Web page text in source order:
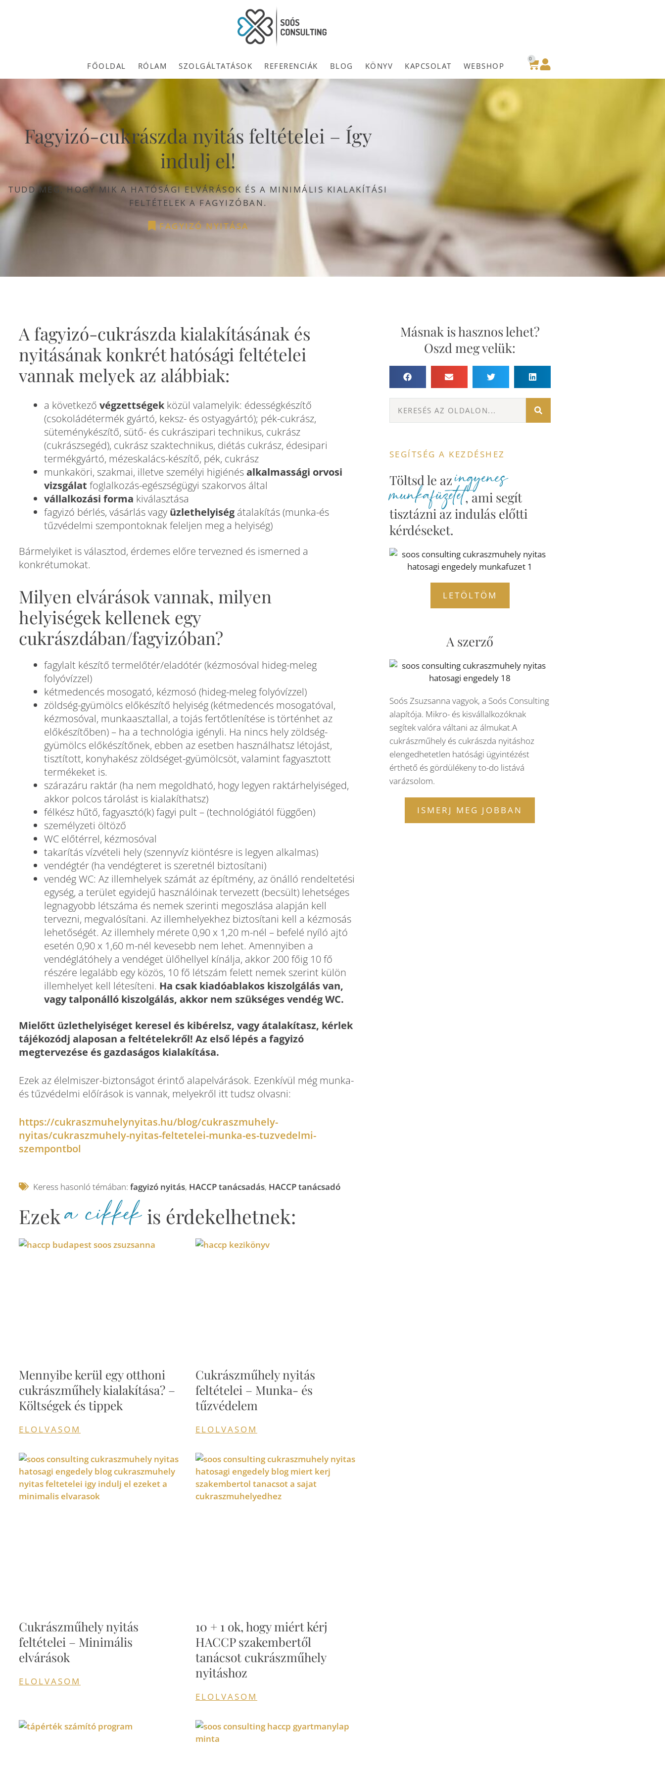
FŐOLDAL RÓLAM SZOLGÁLTATÁSOK REFERENCIÁK BLOG KÖNYV KAPCSOLAT WEBSHOP
0
Fagyizó-cukrászda nyitás feltételei – Így
indulj el!
TUDD MEG, HOGY MIK A HATÓSÁGI ELVÁRÁSOK ÉS A MINIMÁLIS KIALAKÍTÁSI
FELTÉTELEK A FAGYIZÓBAN.
FAGYIZÓ NYITÁSA
A fagyizó-cukrászda kialakításának és
nyitásának konkrét hatósági feltételei
vannak melyek az alábbiak:
a következő végzettségek közül valamelyik: édességkészítő
(csokoládétermék gyártó, keksz- és ostyagyártó); pék-cukrász,
süteménykészítő, sütő- és cukrászipari technikus, cukrász
(cukrászsegéd), cukrász szaktechnikus, diétás cukrász, édesipari
termékgyártó, mézeskalács-készítő, pék, cukrász
munkaköri, szakmai, illetve személyi higiénésalkalmassági orvosi
vizsgálat foglalkozás-egészségügyi szakorvos által
vállalkozási forma kiválasztása
fagyizó bérlés, vásárlás vagy üzlethelyiség átalakítás (munka-és
tűzvédelmi szempontoknak feleljen meg a helyiség)
Bármelyiket is választod, érdemes előre tervezned és ismerned a
konkrétumokat.
Milyen elvárások vannak, milyen
helyiségek kellenek egy
cukrászdában/fagyizóban?
fagylalt készítő termelőtér/eladótér (kézmosóval hideg-meleg
folyóvízzel)
kétmedencés mosogató, kézmosó (hideg-meleg folyóvízzel)
zöldség-gyümölcs előkészítő helyiség (kétmedencés mosogatóval,
kézmosóval, munkaasztallal, a tojás fertőtlenítése is történhet az
előkészítőben) – ha a technológia igényli. Ha nincs hely zöldség-
gyümölcs előkészítőnek, ebben az esetben használhatsz létojást,
tisztított, konyhakész zöldséget-gyümölcsöt, valamint fagyasztott
termékeket is.
szárazáru raktár (ha nem megoldható, hogy legyen raktárhelyiséged,
akkor polcos tárolást is kialakíthatsz)
félkész hűtő, fagyasztó(k) fagyi pult – (technológiától függően)
személyzeti öltöző
WC előtérrel, kézmosóval
takarítás vízvételi hely (szennyvíz kiöntésre is legyen alkalmas)
vendégtér (ha vendégteret is szeretnél biztosítani)
vendég WC: Az illemhelyek számát az építmény, az önálló rendeltetési
egység, a terület egyidejű használóinak tervezett (becsült) lehetséges
legnagyobb létszáma és nemek szerinti megoszlása alapján kell
tervezni, megvalósítani. Az illemhelyekhez biztosítani kell a kézmosás
lehetőségét. Az illemhely mérete 0,90 x 1,20 m-nél – befelé nyíló ajtó
esetén 0,90 x 1,60 m-nél kevesebb nem lehet. Amennyiben a
vendéglátóhely a vendéget ülőhellyel kínálja, akkor 200 főig 10 fő
részére legalább egy közös, 10 fő létszám felett nemek szerint külön
illemhelyet kell létesíteni. Ha csak kiadóablakos kiszolgálás van,
vagy talponálló kiszolgálás, akkor nem szükséges vendég WC.
Mielőtt üzlethelyiséget keresel és kibérelsz, vagy átalakítasz, kérlek
tájékozódj alaposan a feltételekről! Az első lépés a fagyizó
megtervezése és gazdaságos kialakítása.
Ezek az élelmiszer-biztonságot érintő alapelvárások. Ezenkívül még munka-
és tűzvédelmi előírások is vannak, melyekről itt tudsz olvasni:
https://cukraszmuhelynyitas.hu/blog/cukraszmuhely-
nyitas/cukraszmuhely-nyitas-feltetelei-munka-es-tuzvedelmi-
szempontbol
Keress hasonló témában: fagyizó nyitás, HACCP tanácsadás, HACCP tanácsadó
Ezeka cikkekis érdekelhetnek:
Mennyibe kerül egy otthoni
cukrászműhely kialakítása? –
Költségek és tippek
ELOLVASOM
Cukrászműhely nyitás
feltételei – Munka- és
tűzvédelem
ELOLVASOM
Cukrászműhely nyitás
feltételei – Minimális
elvárások
ELOLVASOM
10 + 1 ok, hogy miért kérj
HACCP szakembertől
tanácsot cukrászműhely
nyitáshoz
ELOLVASOM
Másnak is hasznos lehet?
Oszd meg velük:
SEGÍTSÉG A KEZDÉSHEZ
Töltsd le azingyenes
munkafüzetet, ami segít
tisztázni az indulás előtti
kérdéseket.
LETÖLTÖM
A szerző
Soós Zsuzsanna vagyok, a Soós Consulting
alapítója. Mikro- és kisvállalkozóknak
segítek valóra váltani az álmukat.A
cukrászműhely és cukrászda nyitáshoz
elengedhetetlen hatósági ügyintézést
érthető és gördülékeny to-do listává
varázsolom.
ISMERJ MEG JOBBAN